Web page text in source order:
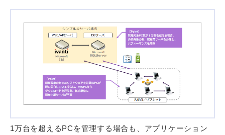
1万台を超えるPCを管理する場合も、アプリケーション